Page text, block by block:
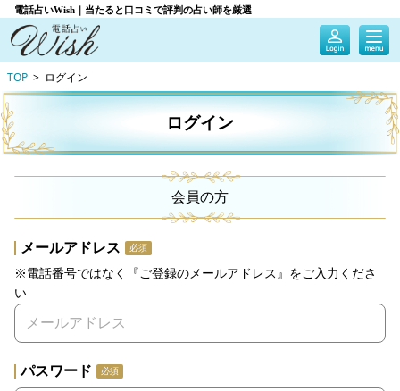
電話占いWish｜当たると口コミで評判の占い師を厳選
TOP ログイン
ログイン
会員の方
メールアドレス 必須
※電話番号ではなく『ご登録のメールアドレス』をご入力くださ
い
パスワード 必須